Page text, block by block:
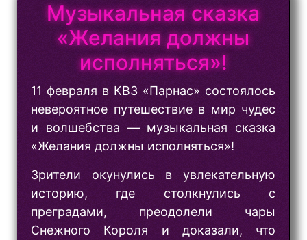
Музыкальная сказка
«Желания должны
исполняться»!
11 февраля в КВЗ «Парнас» состоялось
невероятное путешествие в мир чудес
и волшебства — музыкальная сказка
«Желания должны исполняться»!
Зрители окунулись в увлекательную
историю, где столкнулись с
преградами, преодолели чары
Снежного Короля и доказали, что